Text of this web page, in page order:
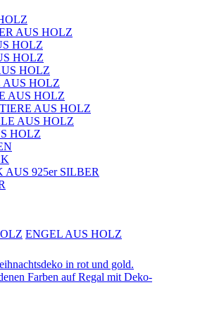
AUS HOLZ
HOLZ
HOLZ
HOLZ
AUS HOLZ
AUS HOLZ
AUS HOLZ
AUS HOLZ
HOLZ
AUS 925er SILBER
ENGEL AUS HOLZ